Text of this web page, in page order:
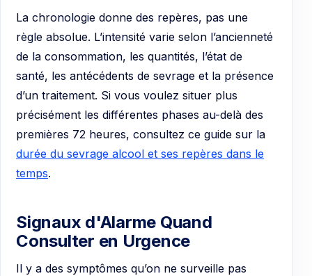
La chronologie donne des repères, pas une
règle absolue. L’intensité varie selon l’ancienneté
de la consommation, les quantités, l’état de
santé, les antécédents de sevrage et la présence
d’un traitement. Si vous voulez situer plus
précisément les différentes phases au-delà des
premières 72 heures, consultez ce guide sur la
durée du sevrage alcool et ses repères dans le
temps.
Signaux d'Alarme Quand
Consulter en Urgence
Il y a des symptômes qu’on ne surveille pas